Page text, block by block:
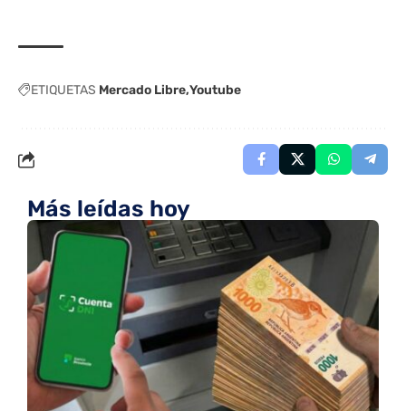
ETIQUETAS Mercado Libre Youtube
Más leídas hoy